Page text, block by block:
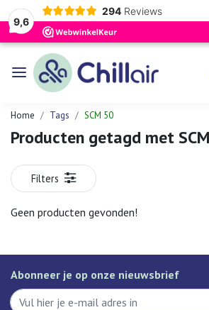
9,6
294 Reviews
Home Tags SCM 50
Producten getagd met
Filters
Geen producten gevonden!
Abonneer je op onze nieuwsbrief